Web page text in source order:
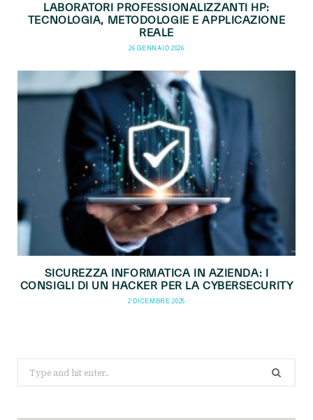
LABORATORI PROFESSIONALIZZANTI HP:
TECNOLOGIA, METODOLOGIE E APPLICAZIONE
REALE
26 GENNAIO 2026
SICUREZZA INFORMATICA IN AZIENDA: I
CONSIGLI DI UN HACKER PER LA CYBERSECURITY
2 DICEMBRE 2025
for: